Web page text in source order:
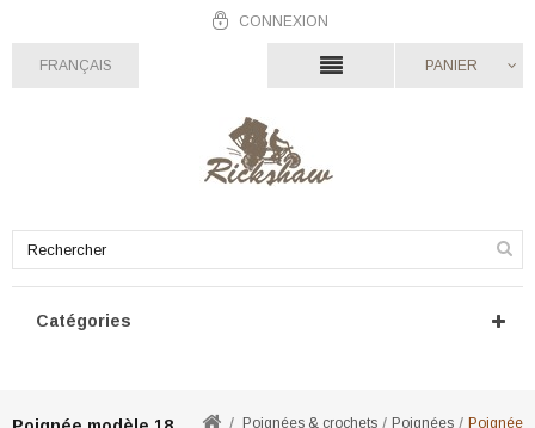
CONNEXION
FRANÇAIS PANIER
Catégories
Poignées & crochets Poignées Poignée